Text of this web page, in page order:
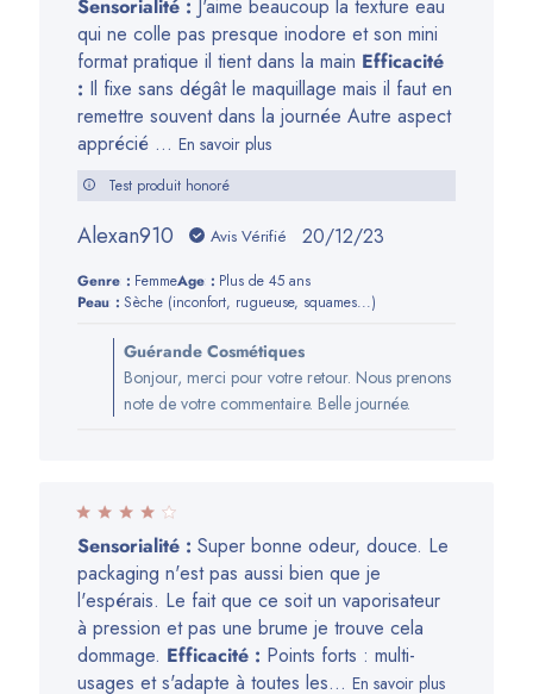
Guérande
Cosmétiques
du
Mon
Jan
22
Sensorialité : J'aime beaucoup la texture eau
qui ne colle pas presque inodore et son mini
format pratique il tient dans la main Efficacité
: Il fixe sans dégât le maquillage mais il faut en
remettre souvent dans la journée Autre aspect
apprécié ... En savoir plus
Test produit honoré
Alexan910 Avis Vérifié
Date
publication
20/12/23
Genre: FemmeAge:
Plus de 45 ans
Peau:
Sèche (inconfort, rugueuse, squames...)
du
propriétaire
de
de
Guérande
Cosmétiques
du
Mon
Guérande Cosmétiques
Bonjour, merci pour votre retour. Nous prenons
note de votre commentaire. Belle journée.
Sensorialité : Super bonne odeur, douce. Le
packaging n'est pas aussi bien que je
l'espérais. Le fait que ce soit un vaporisateur
à pression et pas une brume je trouve cela
dommage. Efficacité : Points forts : multi-
usages et s'adapte à toutes les... En savoir plus